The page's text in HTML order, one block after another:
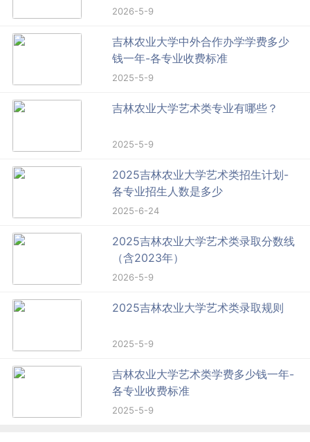
2026-5-9
吉林农业大学中外合作办学学费多少
钱一年-各专业收费标准
2025-5-9
吉林农业大学艺术类专业有哪些？
2025-5-9
2025吉林农业大学艺术类招生计划-
各专业招生人数是多少
2025-6-24
2025吉林农业大学艺术类录取分数线
（含2023年）
2026-5-9
2025吉林农业大学艺术类录取规则
2025-5-9
吉林农业大学艺术类学费多少钱一年-
各专业收费标准
2025-5-9